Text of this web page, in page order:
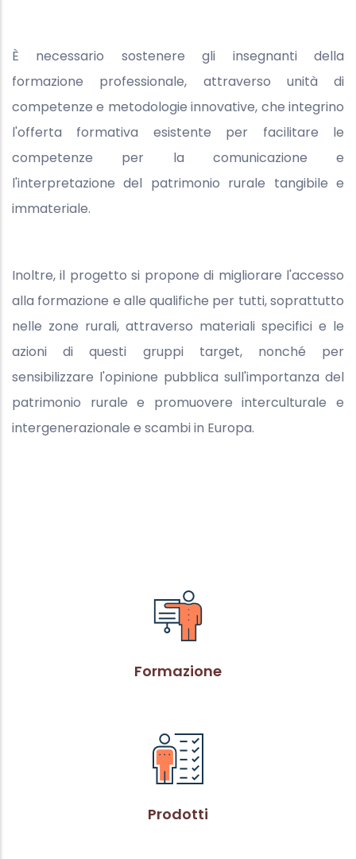
È necessario sostenere gli insegnanti della
formazione professionale, attraverso unità di
competenze e metodologie innovative, che integrino
l'offerta formativa esistente per facilitare le
competenze per la comunicazione e
l'interpretazione del patrimonio rurale tangibile e
immateriale.
Inoltre, il progetto si propone di migliorare l'accesso
alla formazione e alle qualifiche per tutti, soprattutto
nelle zone rurali, attraverso materiali specifici e le
azioni di questi gruppi target, nonché per
sensibilizzare l'opinione pubblica sull'importanza del
patrimonio rurale e promuovere interculturale e
intergenerazionale e scambi in Europa.
Formazione
Prodotti